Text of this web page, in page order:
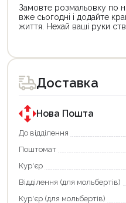
Замовте розмальовку по
вже сьогодні і додайте
життя. Нехай ваші руки
товар
для
покупки
державною
програмою
єКнига.
Використовуйте
карту
щоб
зекономити
та
отримати
товар
для
покупки
державною
програмою
«Національний
кешбек».
покупку
«Національний
кешбек»
та
отримуйте
Доставка
Нова Пошта
До відділення
Поштомат
Кур'єр
Відділення (для мольбертів)
Кур'єр (для мольбертів)